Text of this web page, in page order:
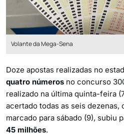
Volante da Mega-Sena
Doze apostas realizadas no
quatro números no concurso
realizado na última quinta-feira
acertado todas as seis dezenas,
marcado para sábado (9), subiu
45 milhões.